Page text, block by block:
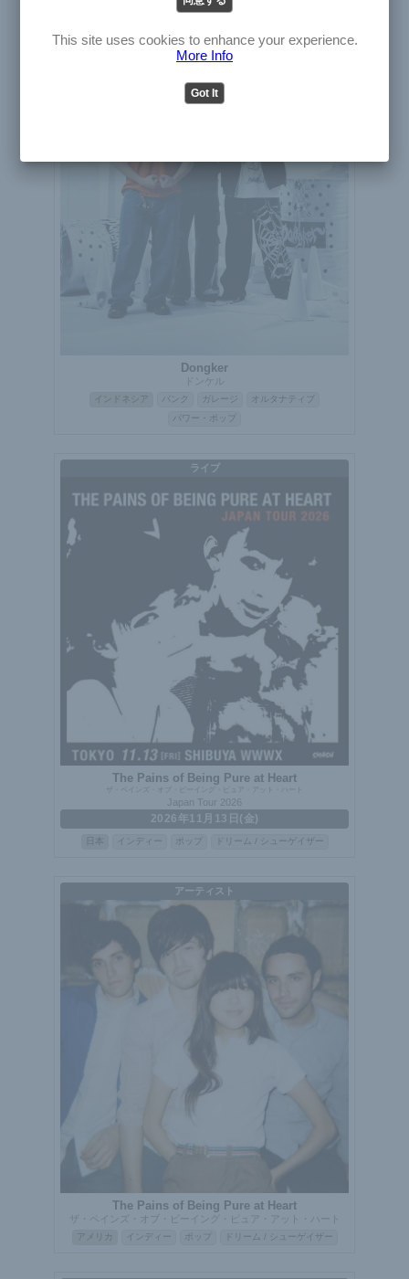
アーティスト
Dongker
ドンケル
インドネシア パンク ガレージ
オルタナティブ
パワー・ポップ
ライブ
The Pains of Being Pure at Heart
Japan Tour 2026
2026年11月13日(金)
インディー ポップ ドリーム / シューゲイザー
アーティスト
The Pains of Being Pure at Heart
ザ・ペインズ・オブ・ビーイング・ピュア・アット・ハート
アメリカ インディー ポップ ドリーム / シューゲイザー
English
Japanese
This site uses cookies to enhance your experience.
More Info
Got It